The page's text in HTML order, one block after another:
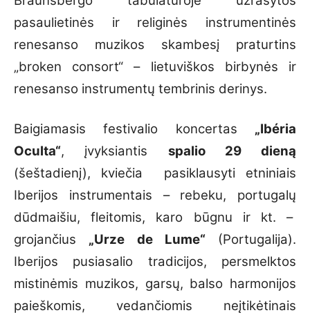
pasaulietinės ir religinės instrumentinės
renesanso muzikos skambesį praturtins
„broken consort“ – lietuviškos birbynės ir
renesanso instrumentų tembrinis derinys.
Baigiamasis festivalio koncertas „Ibéria
Oculta“, įvyksiantis spalio 29 dieną
(šeštadienį), kviečia pasiklausyti etniniais
Iberijos instrumentais – rebeku, portugalų
dūdmaišiu, fleitomis, karo būgnu ir kt. –
grojančius „Urze de Lume“(Portugalija).
Iberijos pusiasalio tradicijos, persmelktos
mistinėmis muzikos, garsų, balso harmonijos
paieškomis, vedančiomis neįtikėtinais